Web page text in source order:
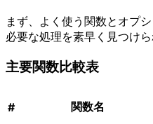
まず、よく使う関数とオプ
必要な処理を素早く見つけら
主要関数比較表
# 関数名